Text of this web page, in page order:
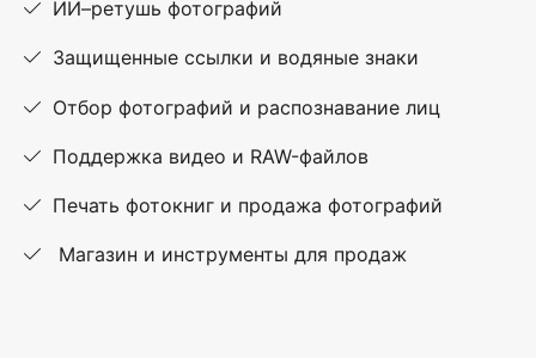
ИИ–ретушь фотографий
Защищенные ссылки и водяные знаки
Отбор фотографий и распознавание лиц
Поддержка видео и RAW-файлов
Печать фотокниг и продажа фотографий
Магазин и инструменты для продаж